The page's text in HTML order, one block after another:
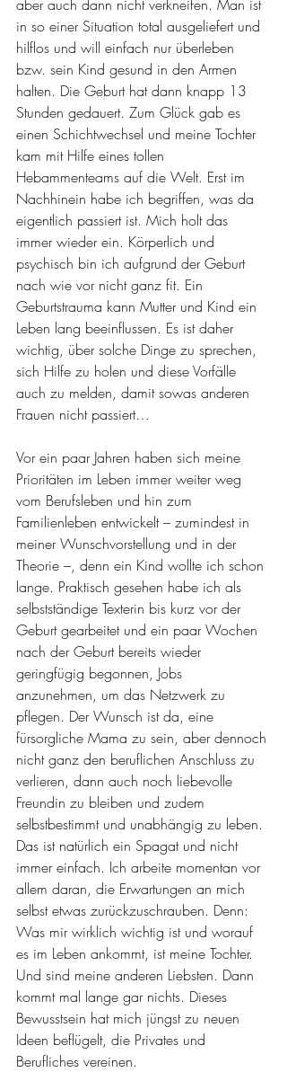
aber auch dann nicht verkneifen. Man ist
in so einer Situation total ausgeliefert und
hilflos und will einfach nur überleben
bzw. sein Kind gesund in den Armen
halten. Die Geburt hat dann knapp 13
Stunden gedauert. Zum Glück gab es
einen Schichtwechsel und meine Tochter
kam mit Hilfe eines tollen
Hebammenteams auf die Welt. Erst im
Nachhinein habe ich begriffen, was da
eigentlich passiert ist. Mich holt das
immer wieder ein. Körperlich und
psychisch bin ich aufgrund der Geburt
nach wie vor nicht ganz fit. Ein
Geburtstrauma kann Mutter und Kind ein
Leben lang beeinflussen. Es ist daher
wichtig, über solche Dinge zu sprechen,
sich Hilfe zu holen und diese Vorfälle
auch zu melden, damit sowas anderen
Frauen nicht passiert…
Vor ein paar Jahren haben sich meine
Prioritäten im Leben immer weiter weg
vom Berufsleben und hin zum
Familienleben entwickelt – zumindest in
meiner Wunschvorstellung und in der
Theorie –, denn ein Kind wollte ich schon
lange. Praktisch gesehen habe ich als
selbstständige Texterin bis kurz vor der
Geburt gearbeitet und ein paar Wochen
nach der Geburt bereits wieder
geringfügig begonnen, Jobs
anzunehmen, um das Netzwerk zu
pflegen. Der Wunsch ist da, eine
fürsorgliche Mama zu sein, aber dennoch
nicht ganz den beruflichen Anschluss zu
verlieren, dann auch noch liebevolle
Freundin zu bleiben und zudem
selbstbestimmt und unabhängig zu leben.
Das ist natürlich ein Spagat und nicht
immer einfach. Ich arbeite momentan vor
allem daran, die Erwartungen an mich
selbst etwas zurückzuschrauben. Denn:
Was mir wirklich wichtig ist und worauf
es im Leben ankommt, ist meine Tochter.
Und sind meine anderen Liebsten. Dann
kommt mal lange gar nichts. Dieses
Bewusstsein hat mich jüngst zu neuen
Ideen beflügelt, die Privates und
Berufliches vereinen.